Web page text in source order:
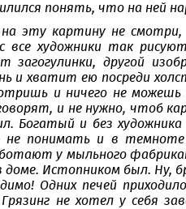
понять, что на ней
эту картину не смотри,
все художники так
загогулинки, другой
и хватит ею посреди
и ничего не
и не нужно, чтоб
Богатый и без
не понимать и в
у мыльного
Истопником был. Ну,
Одних печей
не хотел у себя